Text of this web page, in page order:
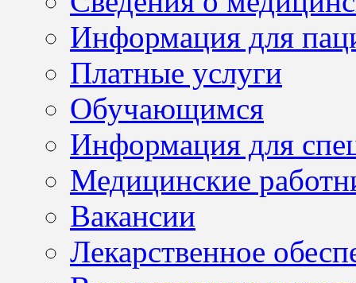
Информация для
Платные услуги
Обучающимся
Информация для
Медицинские
Вакансии
Лекарственное